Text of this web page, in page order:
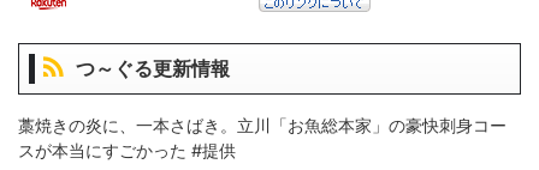
つ～ぐる更新情報
藁焼きの炎に、一本さばき。立川「お魚総本家」の豪快刺身コー
スが本当にすごかった #提供